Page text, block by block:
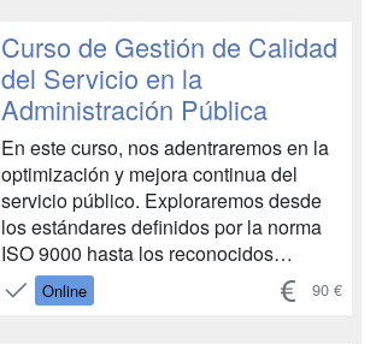
profesionales, tan polivalentes que
pueden trabajar desde en farmacéuti...
Curso de Gestión de Calidad
del Servicio en la
Administración Pública
En este curso, nos adentraremos en la
optimización y mejora continua del
servicio público. Exploraremos desde
los estándares definidos por la norma
ISO 9000 hasta los reconocidos
modelos de excelencia como EFQM,
aprendiendo a implementar prácticas
Online 90 €